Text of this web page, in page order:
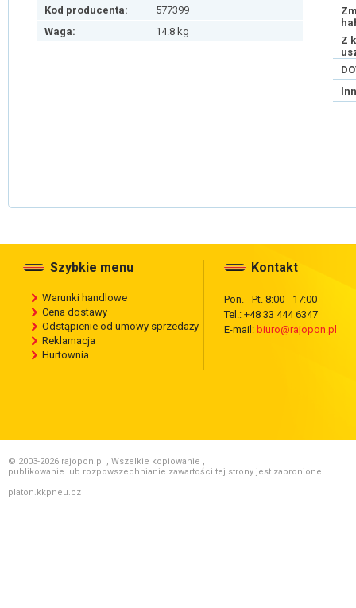
Kod producenta:
577399
Waga:
14.8 kg
Z
Szybkie menu
Warunki handlowe
Cena dostawy
Odstąpienie od umowy sprzedaży
Reklamacja
Hurtownia
Kontakt
Pon. - Pt. 8:00 - 17:00
Tel.: +48 33 444 6347
E-mail: biuro@rajopon.pl
© 2003-2026 rajopon.pl , Wszelkie kopiowanie ,
publikowanie lub rozpowszechnianie zawartości tej strony jest zabronione.
platon.kkpneu.cz